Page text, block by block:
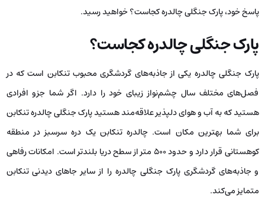
پاسخ خود، پارک جنگلی چالدره کجاست؟ خواهید رسید.
پارک جنگلی چالدره کجاست؟
پارک جنگلی چالدره یکی از جاذبه‌های گردشگری محبوب تنکابن است که در
فصل‌های مختلف سال چشم‌نواز زیبای خود را دارد. اگر شما جزو افرادی
هستید که به آب و هوای دلپذیر علاقه‌مند هستید پارک جنگلی چالدره تنکابن
برای شما بهترین مکان است. چالدره تنکابن یک دره سرسبز در منطقه
کوهستانی قرار دارد و حدود 500 متر از سطح دریا بلند‌تر است. امکانات رفاهی
و جاذبه‌های گردشگری پارک جنگلی چالدره را از سایر جاهای دیدنی تنکابن
متمایز می‌کند.